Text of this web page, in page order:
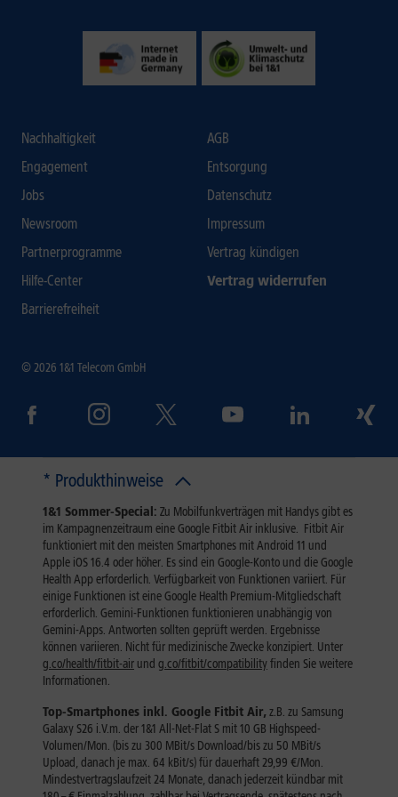
Nachhaltigkeit
Engagement
Jobs
Newsroom
Partnerprogramme
Hilfe-Center
Barrierefreiheit
AGB
Entsorgung
Datenschutz
Impressum
Vertrag kündigen
Vertrag widerrufen
© 2026 1&1 Telecom GmbH